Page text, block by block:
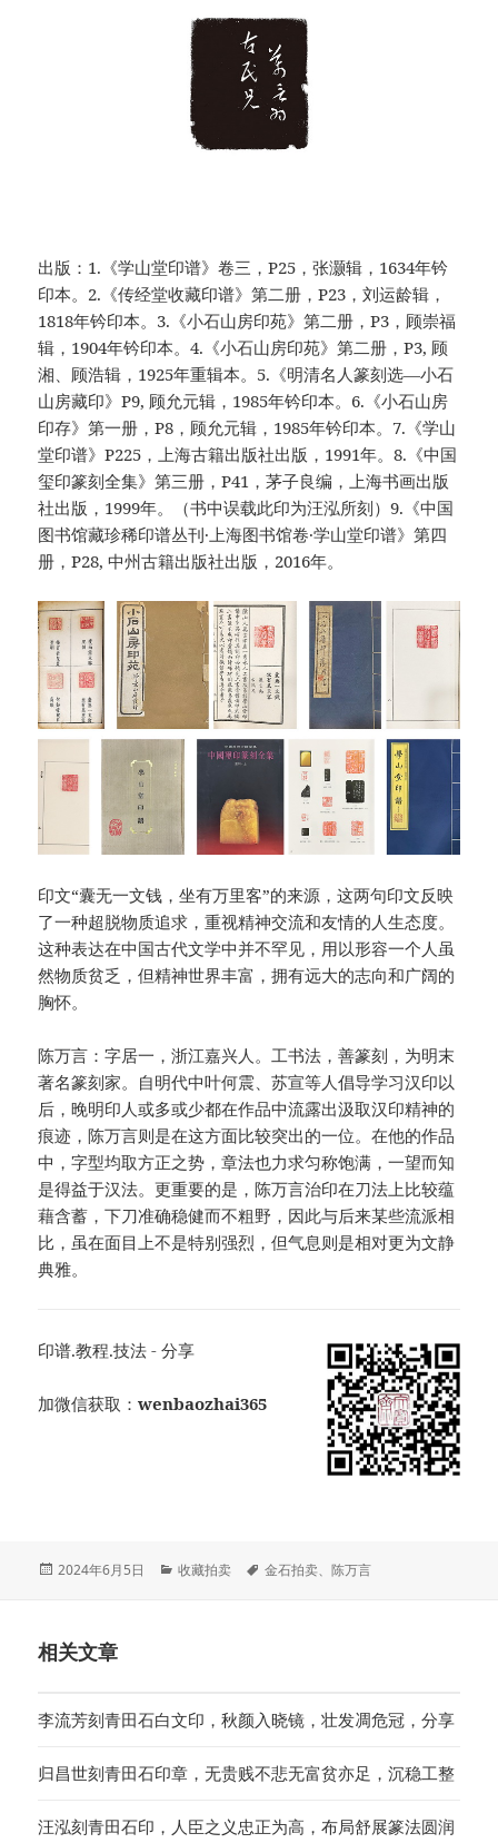
出版：1.《学山堂印谱》卷三，P25，张灏辑，1634年钤
印本。2.《传经堂收藏印谱》第二册，P23，刘运龄辑，
1818年钤印本。3.《小石山房印苑》第二册，P3，顾崇福
辑，1904年钤印本。4.《小石山房印苑》第二册，P3, 顾
湘、顾浩辑，1925年重辑本。5.《明清名人篆刻选—小石
山房藏印》P9, 顾允元辑，1985年钤印本。6.《小石山房
印存》第一册，P8，顾允元辑，1985年钤印本。7.《学山
堂印谱》P225，上海古籍出版社出版，1991年。8.《中国
玺印篆刻全集》第三册，P41，茅子良编，上海书画出版
社出版，1999年。（书中误载此印为汪泓所刻）9.《中国
图书馆藏珍稀印谱丛刊·上海图书馆卷·学山堂印谱》第四
册，P28, 中州古籍出版社出版，2016年。
印文“囊无一文钱，坐有万里客”的来源，这两句印文反映
了一种超脱物质追求，重视精神交流和友情的人生态度。
这种表达在中国古代文学中并不罕见，用以形容一个人虽
然物质贫乏，但精神世界丰富，拥有远大的志向和广阔的
胸怀。
陈万言：字居一，浙江嘉兴人。工书法，善篆刻，为明末
著名篆刻家。自明代中叶何震、苏宣等人倡导学习汉印以
后，晚明印人或多或少都在作品中流露出汲取汉印精神的
痕迹，陈万言则是在这方面比较突出的一位。在他的作品
中，字型均取方正之势，章法也力求匀称饱满，一望而知
是得益于汉法。更重要的是，陈万言治印在刀法上比较蕴
藉含蓄，下刀准确稳健而不粗野，因此与后来某些流派相
比，虽在面目上不是特别强烈，但气息则是相对更为文静
典雅。
印谱.教程.技法 - 分享
加微信获取：wenbaozhai365
发
2024年6月5日
分
收藏拍卖
标
金石拍卖、陈万言
相关文章
李流芳刻青田石白文印，秋颜入晓镜，壮发凋危冠，分享
归昌世刻青田石印章，无贵贱不悲无富贫亦足，沉稳工整
汪泓刻青田石印，人臣之义忠正为高，布局舒展篆法圆润